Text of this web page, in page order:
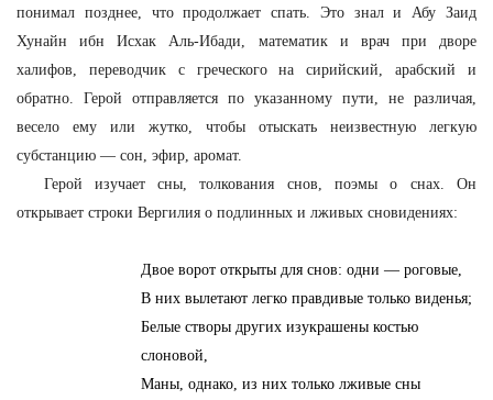
понимал позднее, что продолжает спать. Это знал и Абу Заид
Хунайн ибн Исхак Аль-Ибади, математик и врач при дворе
халифов, переводчик с греческого на сирийский, арабский и
обратно. Герой отправляется по указанному пути, не различая,
весело ему или жутко, чтобы отыскать неизвестную легкую
субстанцию — сон, эфир, аромат.
Герой изучает сны, толкования снов, поэмы о снах. Он
открывает строки Вергилия о подлинных и лживых сновидениях:
Двое ворот открыты для снов: одни — роговые,
В них вылетают легко правдивые только виденья;
Белые створы других изукрашены костью
слоновой,
Маны, однако, из них только лживые сны